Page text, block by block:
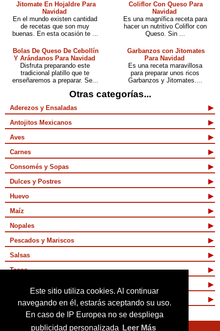
Este sitio utiliza cookies. Al continuar
navegando en él, estarás aceptando su uso.
En caso de IP Europea no se despliega
publicidad personalizada
Leer Más
Jitomate En Hojaldre Para
Navidad
En el mundo existen cantidad
de recetas que son muy
buenas. En esta ocasión te ...
Coliflor Con Queso Para
Navidad
Es una magnífica receta para
hacer un nutritivo Coliflor con
Queso. Sin ...
Bolas De Queso De Cebollín
Y Arándanos Para Navidad
Disfruta preparando este
tradicional platillo que te
enseñaremos a preparar. Se...
Garbanzos con Jitomates
Para Navidad
Es una receta maravillosa
para preparar unos ricos
Garbanzos y Jitomates....
Otras categorías...
Aderezos y Ensaladas
Antojitos Mexicanos
Aves
Carnes
Consomés y Sopas
Dulces y Postres
Huevo
Maíz
Nopales
Pescados y Mariscos
Salsas
Tacos
Vegetarianas